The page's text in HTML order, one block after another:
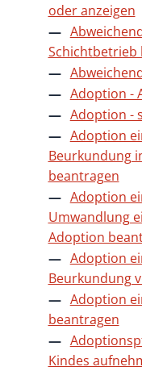
oder anzeigen
Schichtbetrieb
Adoption -
Adoption -
Adoption
Beurkundung
beantragen
Adoption
Umwandlung
Adoption
Adoption
Beurkundung
Adoption
beantragen
Kindes